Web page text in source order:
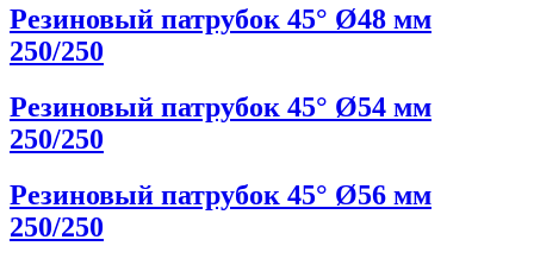
Резиновый патрубок 45° Ø48 мм
250/250
Резиновый патрубок 45° Ø54 мм
250/250
Резиновый патрубок 45° Ø56 мм
250/250